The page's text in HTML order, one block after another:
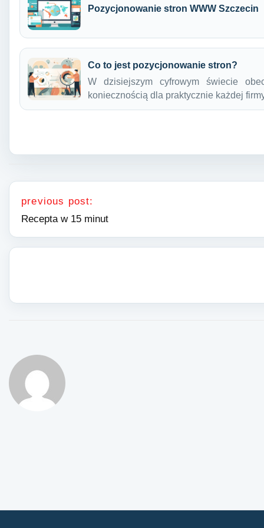
Pozycjonowanie stron WWW Szczecin
Co to jest pozycjonowanie stron?
W dzisiejszym cyfrowym świecie
koniecznością dla praktycznie każdej
Nawigacja wpisu
previous post:
Recepta w 15 minut